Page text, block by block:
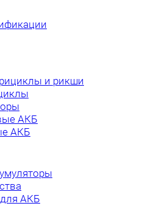
и рикши
АКБ
АКБ
АКБ